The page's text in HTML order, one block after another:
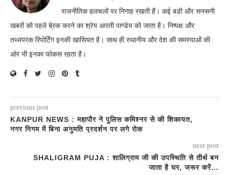
राजनीतिक हलचलों पर निगाह रखती हैं। कई बडी और सनसनी
खबरों को पहले बे्रक करने का श्रेय आरती पाण्डेय को जाता है। निष्पक्ष और
तथ्यपरक रिपोर्टिंग इनकी खासियत है। साथ ही स्थानीय और देश की समस्याओं की
ओर भी इनका फोकस रहता है।
previous post
KANPUR NEWS : महापौर ने पुलिस कमिश्नर से की शिकायत,
नगर निगम में बिना अनुमति प्रदर्शन पर लगे रोक
next post
SHALIGRAM PUJA : शालिग्राम जी की उपस्थिति से तीर्थ बन
जाता है घर, जरूर करें…